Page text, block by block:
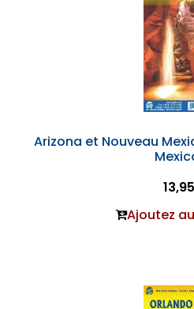
Arizona et Nouveau
Ajoutez